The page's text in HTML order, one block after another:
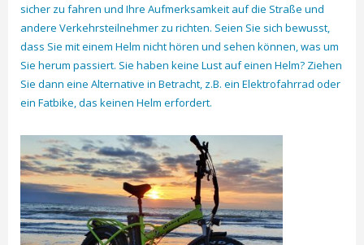
sicher zu fahren und Ihre Aufmerksamkeit auf die Straße und
andere Verkehrsteilnehmer zu richten. Seien Sie sich bewusst,
dass Sie mit einem Helm nicht hören und sehen können, was um
Sie herum passiert. Sie haben keine Lust auf einen Helm? Ziehen
Sie dann eine Alternative in Betracht, z.B. ein Elektrofahrrad oder
ein Fatbike, das keinen Helm erfordert.